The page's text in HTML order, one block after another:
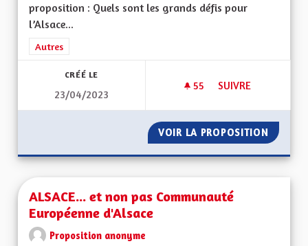
proposition : Quels sont les grands défis pour
l’Alsace...
Filtrer les résultats de la catégorie : Autres
Autres
CRÉÉ LE
23/04/2023
55 55 ABONNÉS
SUIVRE
VOIR LA PROPOSITION
ALSACE... et non pas Communauté
Européenne d'Alsace
Proposition anonyme